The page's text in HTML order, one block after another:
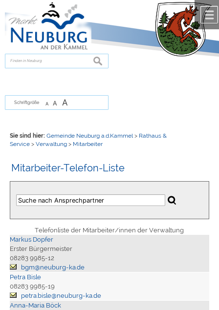
zur Navigationoder
springen.
suchen
Schriftgröße A A A
Sie sind hier: Gemeinde Neuburg a.d.Kammel > Rathaus &
Service> Verwaltung> Mitarbeiter
Mitarbeiter-Telefon-Liste
Telefonliste der Mitarbeiter/innen der Verwaltung
Markus Dopfer
Erster Bürgermeister
08283 9985-12
bgm@neuburg-ka.de
Petra Bisle
08283 9985-19
petra.bisle@neuburg-ka.de
Anna-Maria Böck